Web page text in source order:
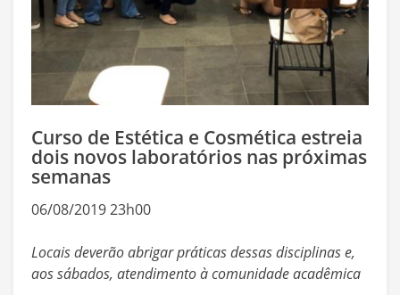
Curso de Estética e Cosmética estreia
dois novos laboratórios nas próximas
semanas
06/08/2019 23h00
Locais deverão abrigar práticas dessas disciplinas e,
aos sábados, atendimento à comunidade acadêmica